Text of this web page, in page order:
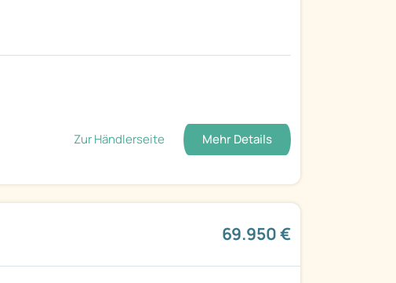
Zur Händlerseite Mehr Details
69.950 €